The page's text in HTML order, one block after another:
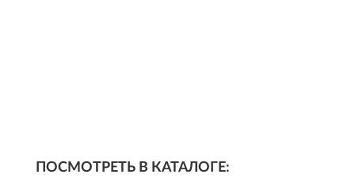
ПОСМОТРЕТЬ В КАТАЛОГЕ: